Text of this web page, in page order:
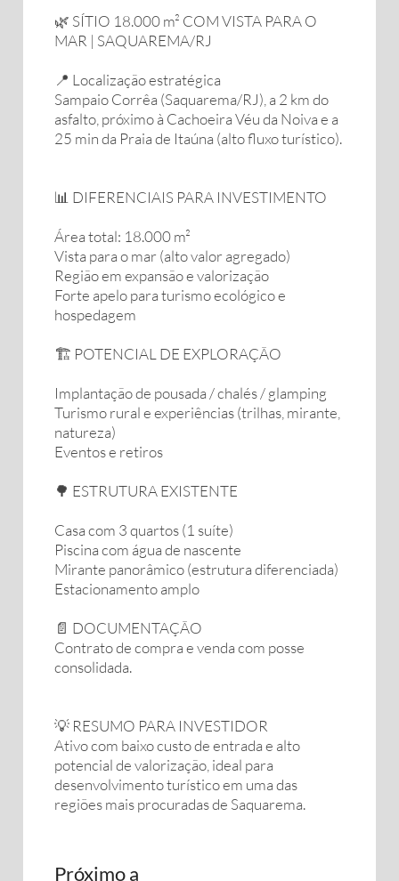
🌿 SÍTIO 18.000 m² COM VISTA PARA O
MAR | SAQUAREMA/RJ
📍 Localização estratégica
Sampaio Corrêa (Saquarema/RJ), a 2 km do
asfalto, próximo à Cachoeira Véu da Noiva e a
25 min da Praia de Itaúna (alto fluxo turístico).
📊 DIFERENCIAIS PARA INVESTIMENTO
Área total: 18.000 m²
Vista para o mar (alto valor agregado)
Região em expansão e valorização
Forte apelo para turismo ecológico e
hospedagem
🏗️ POTENCIAL DE EXPLORAÇÃO
Implantação de pousada / chalés / glamping
Turismo rural e experiências (trilhas, mirante,
natureza)
Eventos e retiros
🌳 ESTRUTURA EXISTENTE
Casa com 3 quartos (1 suíte)
Piscina com água de nascente
Mirante panorâmico (estrutura diferenciada)
Estacionamento amplo
📄 DOCUMENTAÇÃO
Contrato de compra e venda com posse
consolidada.
💡 RESUMO PARA INVESTIDOR
Ativo com baixo custo de entrada e alto
potencial de valorização, ideal para
desenvolvimento turístico em uma das
regiões mais procuradas de Saquarema.
Próximo a